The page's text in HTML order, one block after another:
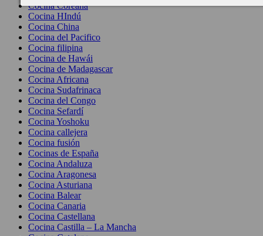
Cocina Coreana
Cocina HIndú
Cocina China
Cocina del Pacifico
Cocina filipina
Cocina de Hawái
Cocina de Madagascar
Cocina Africana
Cocina Sudafrinaca
Cocina del Congo
Cocina Sefardí
Cocina Yoshoku
Cocina callejera
Cocina fusión
Cocinas de España
Cocina Andaluza
Cocina Aragonesa
Cocina Asturiana
Cocina Balear
Cocina Canaria
Cocina Castellana
Cocina Castilla – La Mancha